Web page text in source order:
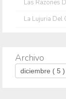
Las Razones
La Lujuria Del
Archivo